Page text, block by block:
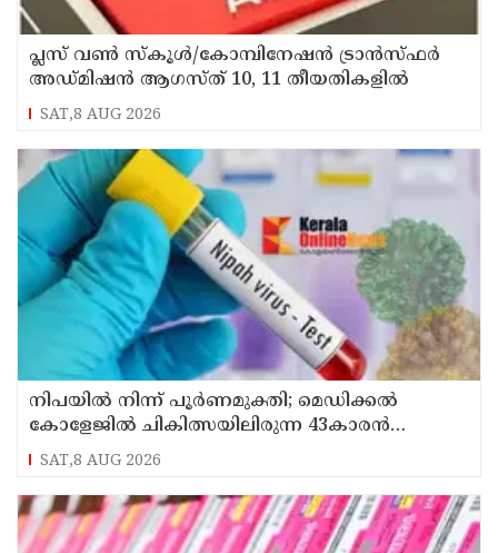
പ്ലസ് വൺ സ്‌കൂൾ/കോമ്പിനേഷൻ ട്രാൻസ്ഫർ
അഡ്മിഷൻ ആഗസ്ത് 10, 11 തീയതികളിൽ
SAT,8 AUG 2026
നിപയിൽ നിന്ന് പൂർണമുക്തി; മെഡിക്കൽ
കോളേജിൽ ചികിത്സയിലിരുന്ന 43കാരൻ
വീട്ടിലേക്ക് മടങ്ങി
SAT,8 AUG 2026